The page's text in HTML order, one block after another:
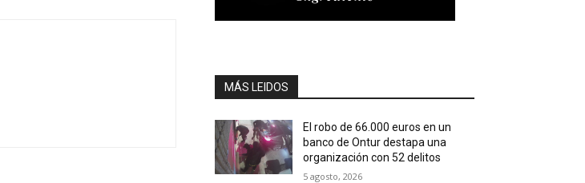
MÁS LEIDOS
El robo de 66.000 euros en un
banco de Ontur destapa una
organización con 52 delitos
5 agosto, 2026